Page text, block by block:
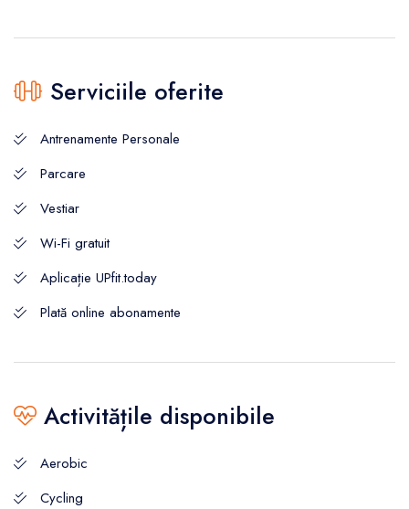
Serviciile oferite
Antrenamente Personale
Parcare
Vestiar
Wi-Fi gratuit
Aplicație UPfit.today
Plată online abonamente
Activitățile disponibile
Aerobic
Cycling